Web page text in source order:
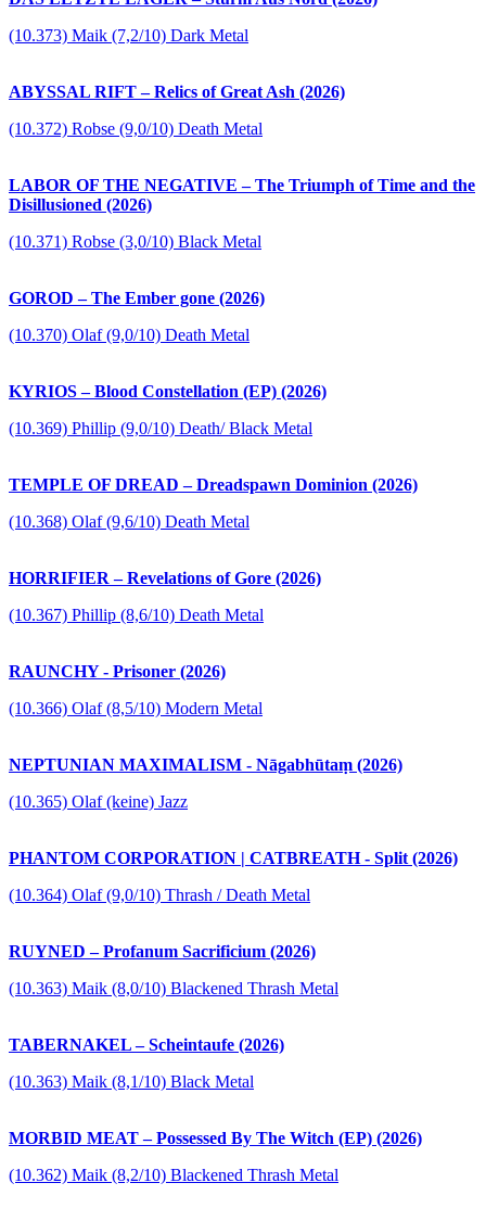
(10.373) Maik (7,2/10) Dark Metal
ABYSSAL RIFT – Relics of Great Ash (2026)
(10.372) Robse (9,0/10) Death Metal
LABOR OF THE NEGATIVE – The Triumph of Time and the
Disillusioned (2026)
(10.371) Robse (3,0/10) Black Metal
GOROD – The Ember gone (2026)
(10.370) Olaf (9,0/10) Death Metal
KYRIOS – Blood Constellation (EP) (2026)
(10.369) Phillip (9,0/10) Death/ Black Metal
TEMPLE OF DREAD – Dreadspawn Dominion (2026)
(10.368) Olaf (9,6/10) Death Metal
HORRIFIER – Revelations of Gore (2026)
(10.367) Phillip (8,6/10) Death Metal
RAUNCHY - Prisoner (2026)
(10.366) Olaf (8,5/10) Modern Metal
NEPTUNIAN MAXIMALISM - Nāgabhūtaṃ (2026)
(10.365) Olaf (keine) Jazz
PHANTOM CORPORATION | CATBREATH - Split (2026)
(10.364) Olaf (9,0/10) Thrash / Death Metal
RUYNED – Profanum Sacrificium (2026)
(10.363) Maik (8,0/10) Blackened Thrash Metal
TABERNAKEL – Scheintaufe (2026)
(10.363) Maik (8,1/10) Black Metal
MORBID MEAT – Possessed By The Witch (EP) (2026)
(10.362) Maik (8,2/10) Blackened Thrash Metal